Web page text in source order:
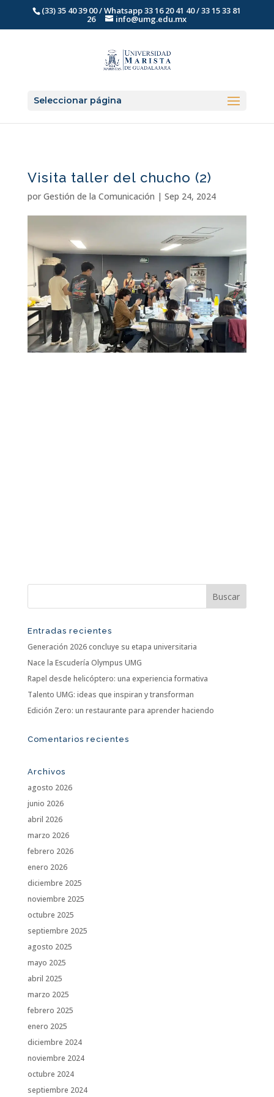
(33) 35 40 39 00 / Whatsapp 33 16 20 41 40 / 33 15 33 81
26 info@umg.edu.mx
Seleccionar página
Visita taller del chucho (2)
por Gestión de la Comunicación | Sep 24, 2024
Entradas recientes
Generación 2026 concluye su etapa universitaria
Nace la Escudería Olympus UMG
Rapel desde helicóptero: una experiencia formativa
Talento UMG: ideas que inspiran y transforman
Edición Zero: un restaurante para aprender haciendo
Comentarios recientes
Archivos
agosto 2026
junio 2026
abril 2026
marzo 2026
febrero 2026
enero 2026
diciembre 2025
noviembre 2025
octubre 2025
septiembre 2025
agosto 2025
mayo 2025
abril 2025
marzo 2025
febrero 2025
enero 2025
diciembre 2024
noviembre 2024
octubre 2024
septiembre 2024